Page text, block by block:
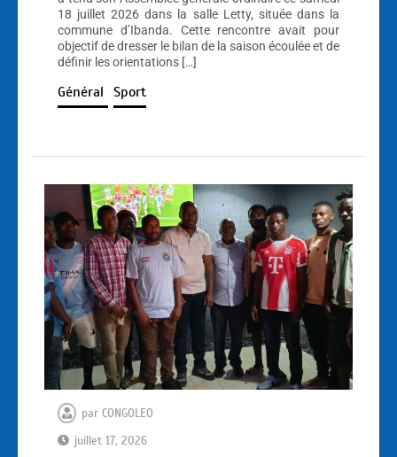
18 juillet 2026 dans la salle Letty, située dans la
commune d’Ibanda. Cette rencontre avait pour
objectif de dresser le bilan de la saison écoulée et de
définir les orientations […]
Général Sport
par CONGOLEO
juillet 17, 2026